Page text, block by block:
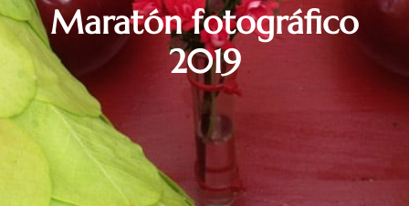
Maratón fotográfico
2019